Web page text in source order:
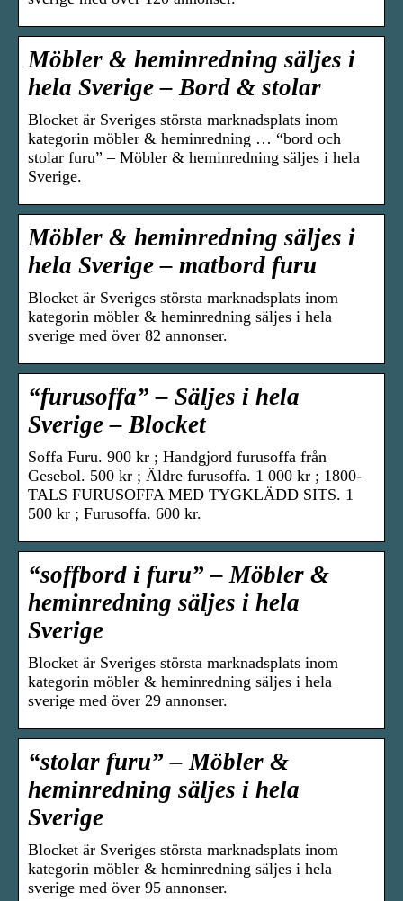
Möbler & heminredning säljes i
hela Sverige – Bord & stolar
Blocket är Sveriges största marknadsplats inom
kategorin möbler & heminredning … “bord och
stolar furu” – Möbler & heminredning säljes i hela
Sverige.
Möbler & heminredning säljes i
hela Sverige – matbord furu
Blocket är Sveriges största marknadsplats inom
kategorin möbler & heminredning säljes i hela
sverige med över 82 annonser.
“furusoffa” – Säljes i hela
Sverige – Blocket
Soffa Furu. 900 kr ; Handgjord furusoffa från
Gesebol. 500 kr ; Äldre furusoffa. 1 000 kr ; 1800-
TALS FURUSOFFA MED TYGKLÄDD SITS. 1
500 kr ; Furusoffa. 600 kr.
“soffbord i furu” – Möbler &
heminredning säljes i hela
Sverige
Blocket är Sveriges största marknadsplats inom
kategorin möbler & heminredning säljes i hela
sverige med över 29 annonser.
“stolar furu” – Möbler &
heminredning säljes i hela
Sverige
Blocket är Sveriges största marknadsplats inom
kategorin möbler & heminredning säljes i hela
sverige med över 95 annonser.